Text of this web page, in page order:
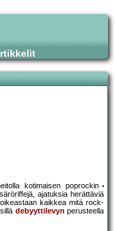
kotimaisen poprockin
ajatuksia herättäviä
kaikkea mitä rock-
debyyttilevyn perusteella